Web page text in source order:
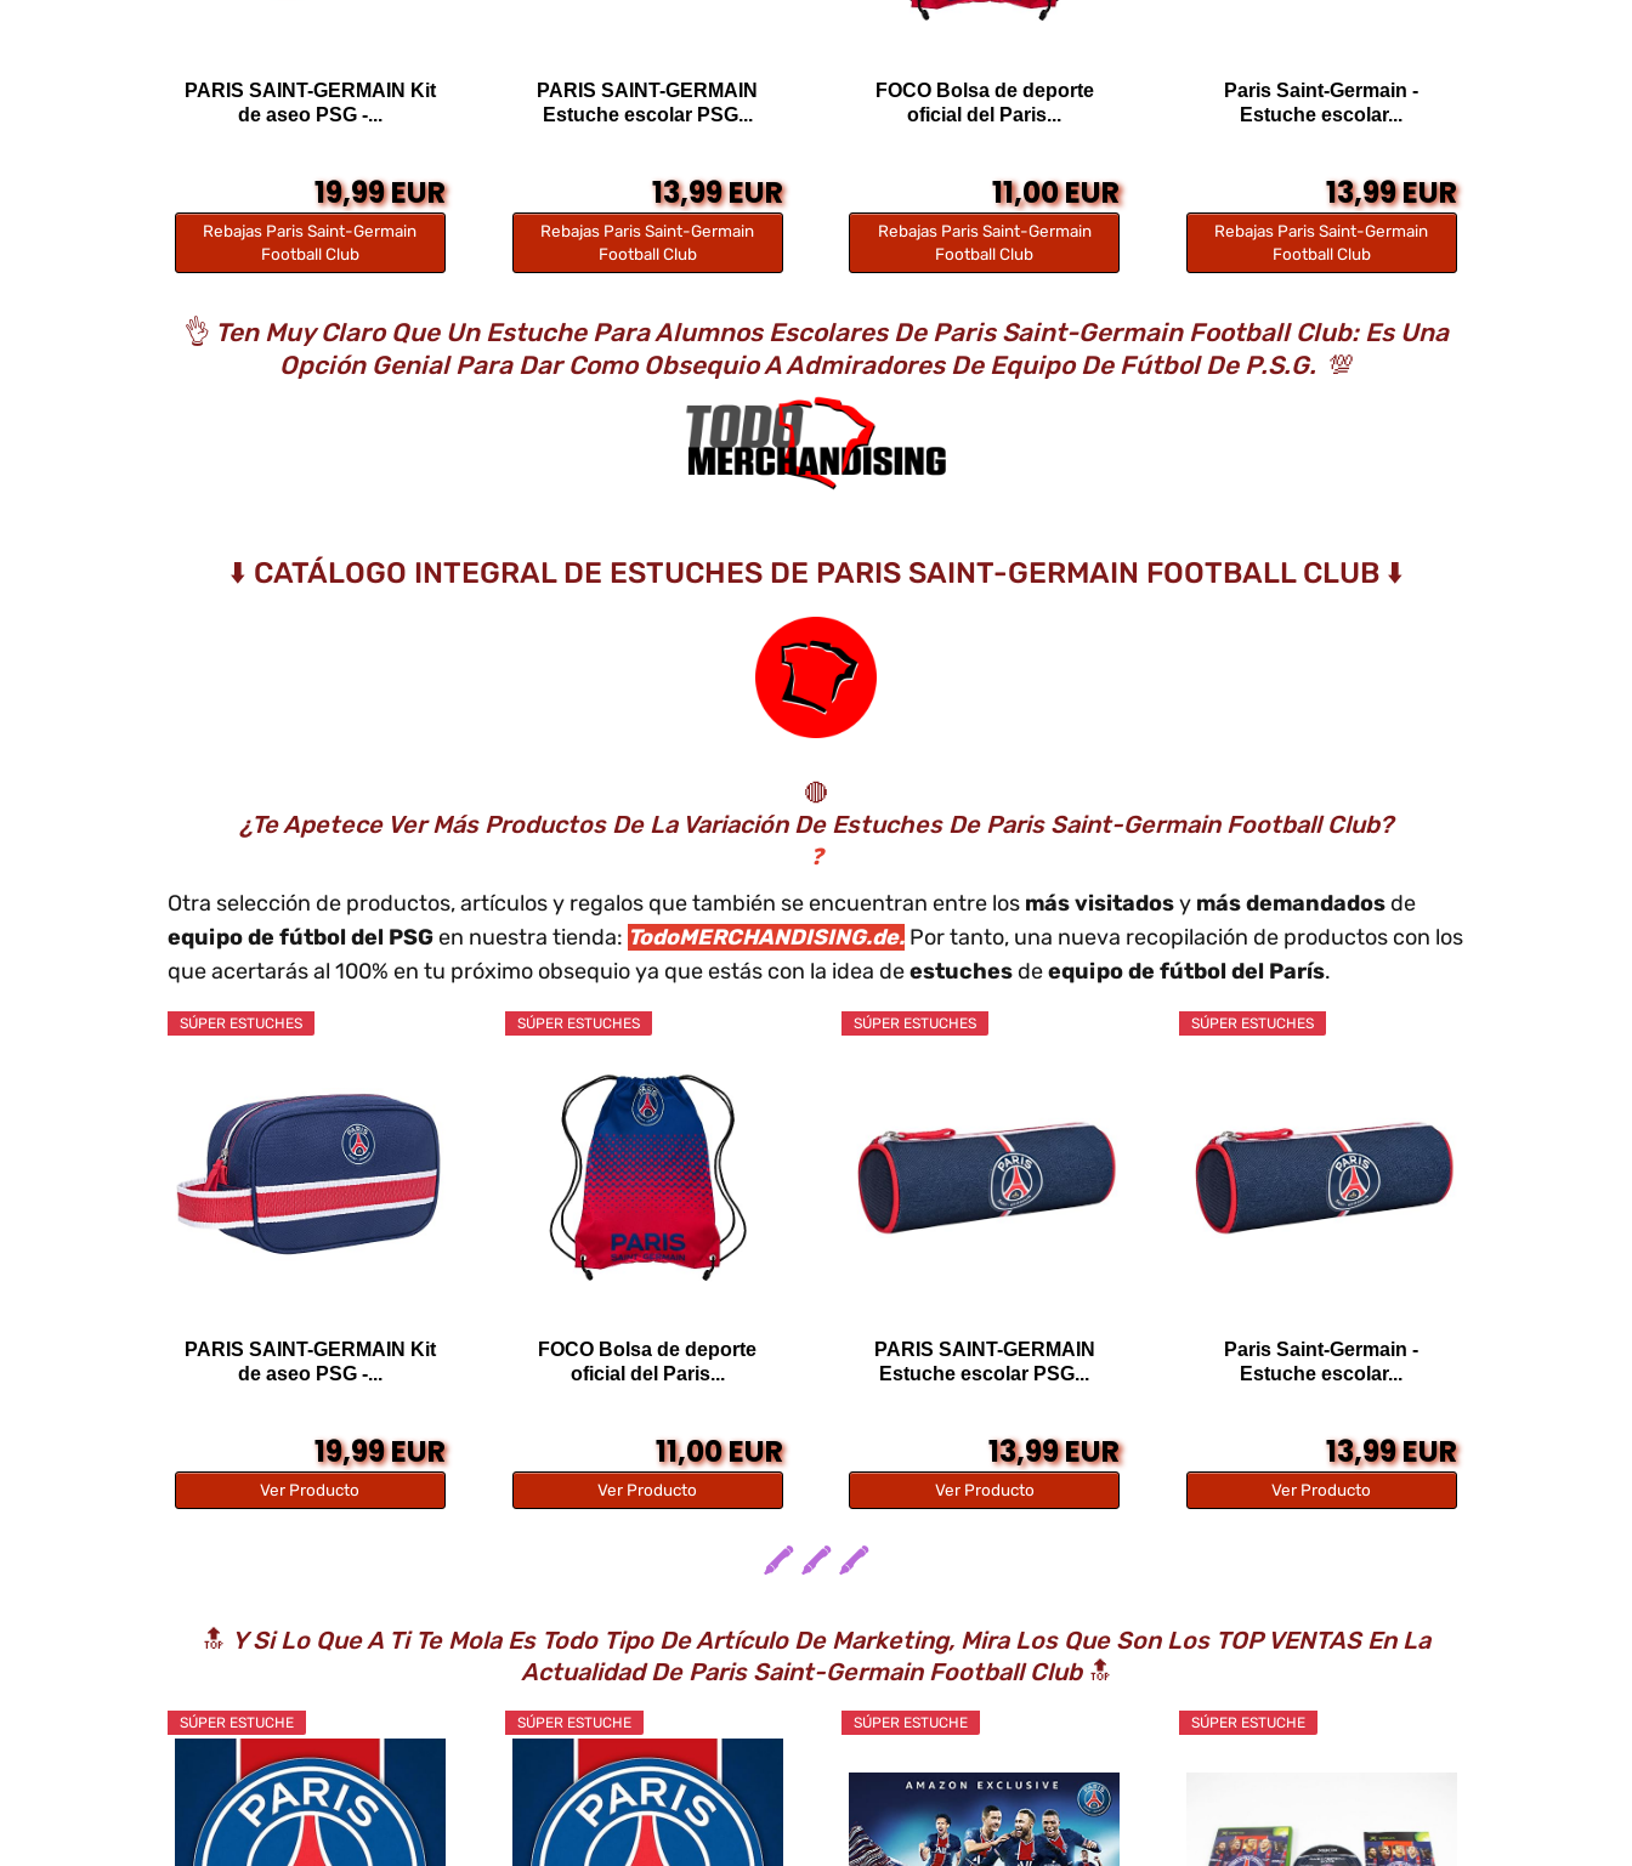
PARIS SAINT-GERMAIN Kit
de aseo PSG -...
19,99 EUR
Rebajas Paris Saint-Germain
Football Club
PARIS SAINT-GERMAIN
Estuche escolar PSG...
13,99 EUR
Rebajas Paris Saint-Germain
Football Club
FOCO Bolsa de deporte
oficial del Paris...
11,00 EUR
Rebajas Paris Saint-Germain
Football Club
Paris Saint-Germain -
Estuche escolar...
13,99 EUR
Rebajas Paris Saint-Germain
Football Club
👌 Ten Muy Claro Que Un Estuche Para Alumnos Escolares De Paris Saint-Germain Football Club: Es Una
Opción Genial Para Dar Como Obsequio A Admiradores De Equipo De Fútbol De P.S.G. 💯
⬇️ CATÁLOGO INTEGRAL DE ESTUCHES DE PARIS SAINT-GERMAIN FOOTBALL CLUB ⬇️
🔴
¿Te Apetece Ver Más Productos De La Variación De Estuches De Paris Saint-Germain Football Club?
❓
Otra selección de productos, artículos y regalos que también se encuentran entre los más visitadosy más demandados de
equipo de fútbol del PSGen nuestra tienda: TodoMERCHANDISING.de. Por tanto, una nueva recopilación de productos con los
que acertarás al 100% en tu próximo obsequio ya que estás con la idea deestuches deequipo de fútbol del París.
SÚPER ESTUCHES
PARIS SAINT-GERMAIN Kit
de aseo PSG -...
19,99 EUR
Ver Producto
SÚPER ESTUCHES
FOCO Bolsa de deporte
oficial del Paris...
11,00 EUR
Ver Producto
SÚPER ESTUCHES
PARIS SAINT-GERMAIN
Estuche escolar PSG...
13,99 EUR
Ver Producto
SÚPER ESTUCHES
Paris Saint-Germain -
Estuche escolar...
13,99 EUR
Ver Producto
🖍️ 🖍️ 🖍️
🔝 Y Si Lo Que A Ti Te Mola Es Todo Tipo De Artículo De Marketing, Mira Los Que Son Los TOP VENTAS En La
Actualidad De Paris Saint-Germain Football Club🔝
SÚPER ESTUCHE SÚPER ESTUCHE SÚPER ESTUCHE SÚPER ESTUCHE